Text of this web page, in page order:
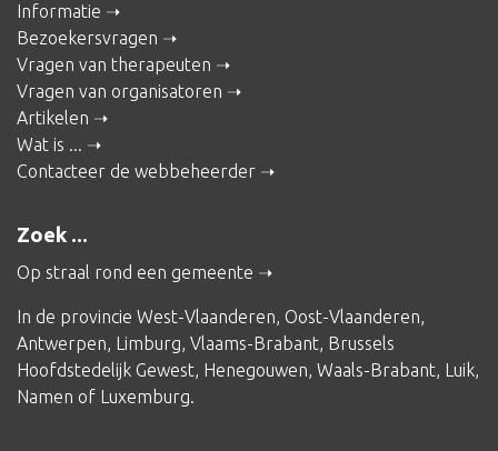
Informatie
Bezoekersvragen
Vragen van therapeuten
Vragen van organisatoren
Artikelen
Wat is ...
Contacteer de webbeheerder
Zoek ...
Op straal rond een gemeente
In de provincie West-Vlaanderen, Oost-Vlaanderen,
Antwerpen, Limburg, Vlaams-Brabant, Brussels
Hoofdstedelijk Gewest, Henegouwen, Waals-Brabant, Luik,
Namen of Luxemburg.